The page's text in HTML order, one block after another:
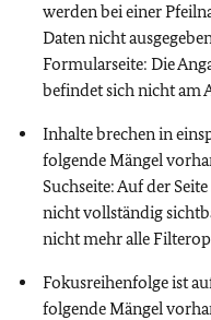
werden bei einer
Daten nicht
Formularseite: Die
befindet sich nicht am
Inhalte brechen in
folgende Mängel
Suchseite: Auf der
nicht vollständig
nicht mehr alle
Fokusreihenfolge ist
folgende Mängel